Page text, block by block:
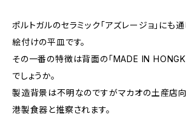
ポルトガルのセラミック「アズレージョ」にも
絵付けの平皿です。
その一番の特徴は背面の「MADE IN
でしょうか。
製造背景は不明なのですがマカオの土産店
港製食器と推察されます。